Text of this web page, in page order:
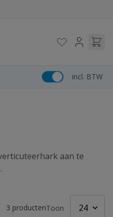
incl. BTW
aan te
3 productenToon